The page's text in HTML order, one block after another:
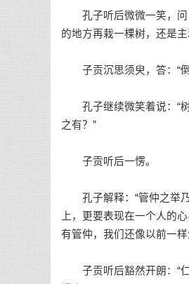
孔子听后微微一笑，问
的地方再栽一棵树，还是
子贡沉思须臾，答：“倒
孔子继续微笑着说：“树
之有？”
子贡听后一愣。
孔子解释：“管仲之举乃
上，更要表现在一个人的
有管仲，我们还像以前一
子贡听后豁然开朗：“仁